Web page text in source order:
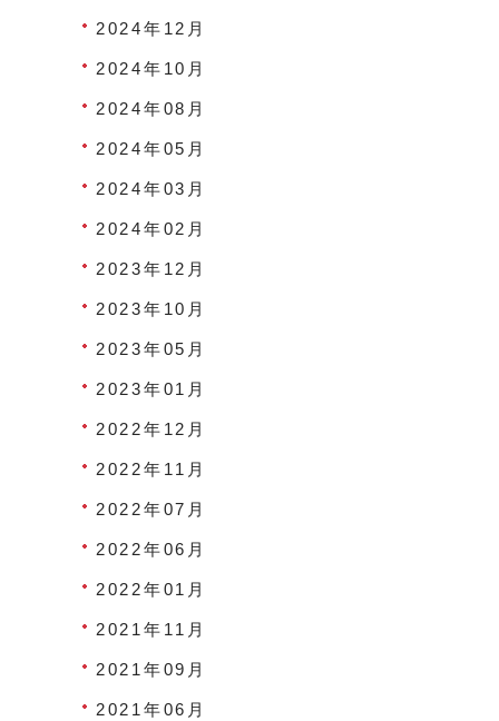
2024年12月
2024年10月
2024年08月
2024年05月
2024年03月
2024年02月
2023年12月
2023年10月
2023年05月
2023年01月
2022年12月
2022年11月
2022年07月
2022年06月
2022年01月
2021年11月
2021年09月
2021年06月